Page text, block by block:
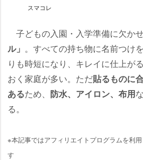
スマコレ
子どもの入園・入学準備に欠か
ル」 。すべての持ち物に名前つけ
りも時短になり、キレイに仕上が
おく家庭が多い。ただ貼るものに
あるため、 防水、アイロン、布用
る。
※本記事ではアフィリエイトプログラムを利
す